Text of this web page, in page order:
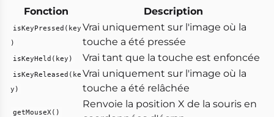
Fonction Description
isKeyPressed(key
)
Vrai uniquement sur l'image où la
touche a été pressée
isKeyHeld(key) Vrai tant que la touche est enfoncée
isKeyReleased(ke
y)
Vrai uniquement sur l'image où la
touche a été relâchée
getMouseX()
Renvoie la position X de la souris en